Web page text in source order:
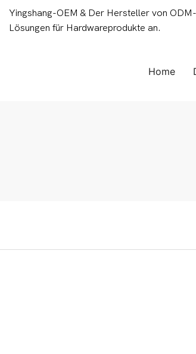
Yingshang-OEM & Der Hersteller von
Lösungen für Hardwareprodukte an.
Home